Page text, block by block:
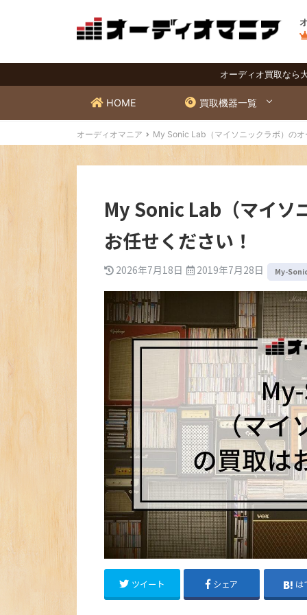
オーディオ買取なら
HOME 買取機器一覧
オーディオマニア My Sonic Lab（マイソニックラボ）の
My Sonic Lab（マイソ
お任せください！
2026年7月18日 2019年7月28日 My-
ツイート シェア は